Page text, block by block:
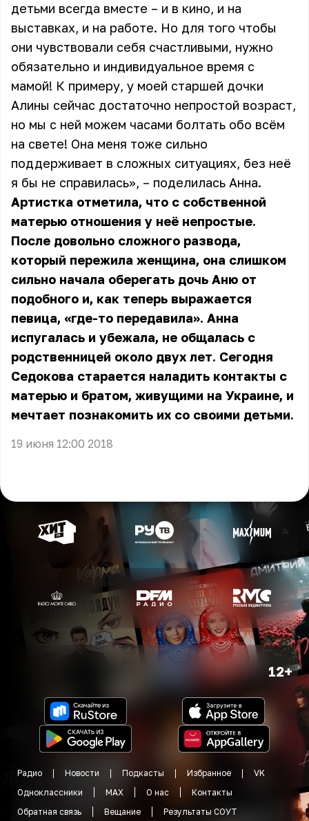
детьми всегда вместе – и в кино, и на
выставках, и на работе. Но для того чтобы
они чувствовали себя счастливыми, нужно
обязательно и индивидуальное время с
мамой! К примеру, у моей старшей дочки
Алины сейчас достаточно непростой возраст,
но мы с ней можем часами болтать обо всём
на свете! Она меня тоже сильно
поддерживает в сложных ситуациях, без неё
я бы не справилась», – поделилась Анна.
Артистка отметила, что с собственной
матерью отношения у неё непростые.
После довольно сложного развода,
который пережила женщина, она слишком
сильно начала оберегать дочь Аню от
подобного и, как теперь выражается
певица, «где-то передавила». Анна
испугалась и убежала, не общалась с
родственницей около двух лет. Сегодня
Седокова старается наладить контакты с
матерью и братом, живущими на Украине, и
мечтает познакомить их со своими детьми.
19 июня 12:00 2018
12+
Радио Новости Подкасты Избранное
VK
Одноклассники
MAX О нас
Контакты
Обратная связь
Вещание Результаты СОУТ